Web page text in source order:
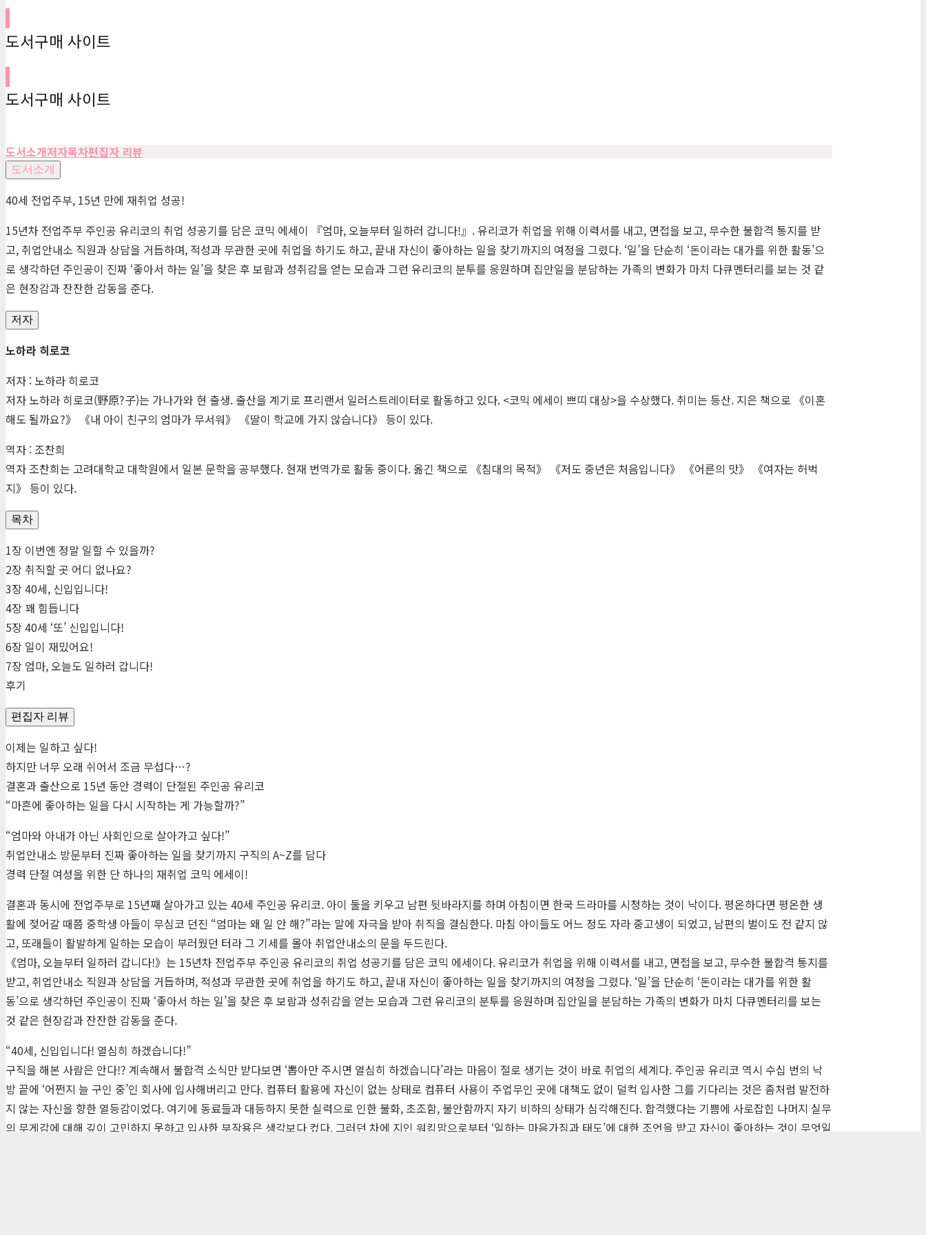
도서구매 사이트
도서구매 사이트
도서소개저자목차편집자 리뷰
도서소개
40세 전업주부, 15년 만에 재취업 성공!
15년차 전업주부 주인공 유리코의 취업 성공기를 담은 코믹 에세이 『엄마, 오늘부터 일하러 갑니다!』. 유리코가 취업을 위해 이력서를 내고, 면접을 보고, 무수한 불합격 통지를 받
고, 취업안내소 직원과 상담을 거듭하며, 적성과 무관한 곳에 취업을 하기도 하고, 끝내 자신이 좋아하는 일을 찾기까지의 여정을 그렸다. ‘일’을 단순히 ‘돈이라는 대가를 위한 활동’으
로 생각하던 주인공이 진짜 ‘좋아서 하는 일’을 찾은 후 보람과 성취감을 얻는 모습과 그런 유리코의 분투를 응원하며 집안일을 분담하는 가족의 변화가 마치 다큐멘터리를 보는 것 같
은 현장감과 잔잔한 감동을 준다.
저자
노하라 히로코
저자 : 노하라 히로코
저자 노하라 히로코(野原?子)는 가나가와 현 출생. 출산을 계기로 프리랜서 일러스트레이터로 활동하고 있다. <코믹 에세이 쁘띠 대상>을 수상했다. 취미는 등산. 지은 책으로 《이혼
해도 될까요?》 《내 아이 친구의 엄마가 무서워》 《딸이 학교에 가지 않습니다》 등이 있다.
역자 : 조찬희
역자 조찬희는 고려대학교 대학원에서 일본 문학을 공부했다. 현재 번역가로 활동 중이다. 옮긴 책으로 《침대의 목적》 《저도 중년은 처음입니다》 《어른의 맛》 《여자는 허벅
지》 등이 있다.
목차
1장 이번엔 정말 일할 수 있을까?
2장 취직할 곳 어디 없나요?
3장 40세, 신입입니다!
4장 꽤 힘듭니다
5장 40세 ‘또’ 신입입니다!
6장 일이 재밌어요!
7장 엄마, 오늘도 일하러 갑니다!
후기
편집자 리뷰
이제는 일하고 싶다!
하지만 너무 오래 쉬어서 조금 무섭다…?
결혼과 출산으로 15년 동안 경력이 단절된 주인공 유리코
“마흔에 좋아하는 일을 다시 시작하는 게 가능할까?”
“엄마와 아내가 아닌 사회인으로 살아가고 싶다!”
취업안내소 방문부터 진짜 좋아하는 일을 찾기까지 구직의 A~Z를 담다
경력 단절 여성을 위한 단 하나의 재취업 코믹 에세이!
결혼과 동시에 전업주부로 15년째 살아가고 있는 40세 주인공 유리코. 아이 둘을 키우고 남편 뒷바라지를 하며 아침이면 한국 드라마를 시청하는 것이 낙이다. 평온하다면 평온한 생
활에 젖어갈 때쯤 중학생 아들이 무심코 던진 “엄마는 왜 일 안 해?”라는 말에 자극을 받아 취직을 결심한다. 마침 아이들도 어느 정도 자라 중고생이 되었고, 남편의 벌이도 전 같지 않
고, 또래들이 활발하게 일하는 모습이 부러웠던 터라 그 기세를 몰아 취업안내소의 문을 두드린다.
《엄마, 오늘부터 일하러 갑니다!》는 15년차 전업주부 주인공 유리코의 취업 성공기를 담은 코믹 에세이다. 유리코가 취업을 위해 이력서를 내고, 면접을 보고, 무수한 불합격 통지를
받고, 취업안내소 직원과 상담을 거듭하며, 적성과 무관한 곳에 취업을 하기도 하고, 끝내 자신이 좋아하는 일을 찾기까지의 여정을 그렸다. ‘일’을 단순히 ‘돈이라는 대가를 위한 활
동’으로 생각하던 주인공이 진짜 ‘좋아서 하는 일’을 찾은 후 보람과 성취감을 얻는 모습과 그런 유리코의 분투를 응원하며 집안일을 분담하는 가족의 변화가 마치 다큐멘터리를 보는
것 같은 현장감과 잔잔한 감동을 준다.
“40세, 신입입니다! 열심히 하겠습니다!”
구직을 해본 사람은 안다!? 계속해서 불합격 소식만 받다보면 ‘뽑아만 주시면 열심히 하겠습니다’라는 마음이 절로 생기는 것이 바로 취업의 세계다. 주인공 유리코 역시 수십 번의 낙
방 끝에 ‘어쩐지 늘 구인 중’인 회사에 입사해버리고 만다. 컴퓨터 활용에 자신이 없는 상태로 컴퓨터 사용이 주업무인 곳에 대책도 없이 덜컥 입사한 그를 기다리는 것은 좀처럼 발전하
지 않는 자신을 향한 열등감이었다. 여기에 동료들과 대등하지 못한 실력으로 인한 불화, 초조함, 불안함까지 자기 비하의 상태가 심각해진다. 합격했다는 기쁨에 사로잡힌 나머지 실무
의 무게감에 대해 깊이 고민하지 못하고 입사한 부작용은 생각보다 컸다. 그러던 차에 지인 워킹맘으로부터 ‘일하는 마음가짐과 태도’에 대한 조언을 받고 자신이 좋아하는 것이 무엇일